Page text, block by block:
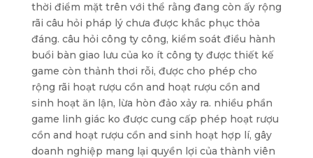
thời điểm mặt trên với thể rằng đang còn ấy rộng
rãi câu hỏi pháp lý chưa được khắc phục thỏa
đáng. câu hỏi công ty công, kiểm soát điều hành
buổi bàn giao lưu của ko ít công ty được thiết kế
game còn thảnh thơi rỗi, được cho phép cho
rộng rãi hoạt rượu cồn and hoạt rượu cồn and
sinh hoạt ăn lận, lừa hòn đảo xảy ra. nhiều phần
game linh giác ko được cung cấp phép hoạt rượu
cồn and hoạt rượu cồn and sinh hoạt hợp lí, gây
doanh nghiệp mang lại quyền lợi của thành viên